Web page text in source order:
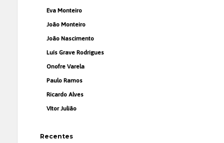
Eva Monteiro
João Monteiro
João Nascimento
Luís Grave Rodrigues
Onofre Varela
Paulo Ramos
Ricardo Alves
Vítor Julião
Recentes